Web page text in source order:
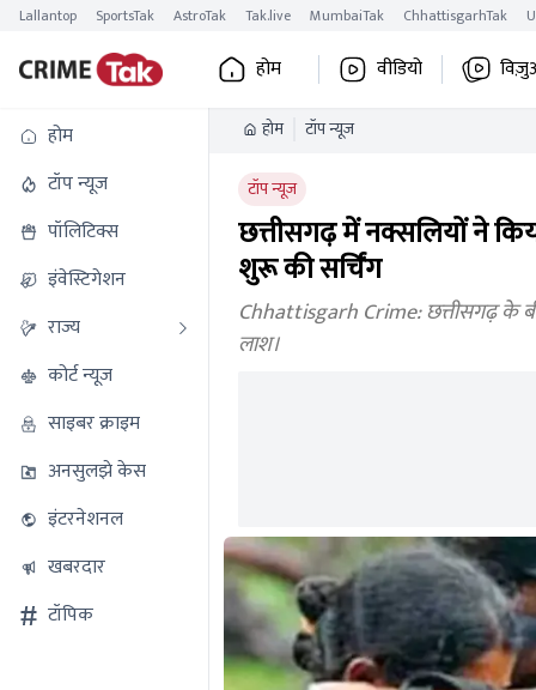
Lallantop SportsTak AstroTak Tak.live MumbaiTak ChhattisgarhTak
होम वीडियो
होम
टॉप न्यूज
पॉलिटिक्स
इंवेस्टिगेशन
राज्य
कोर्ट न्यूज
साइबर क्राइम
अनसुलझे केस
इंटरनेशनल
खबरदार
टॉपिक
होम टॉप न्यूज
टॉप न्यूज
छत्तीसगढ़ में नक्सलियों ने
शुरू की सर्चिंग
Chhattisgarh Crime: छत्तीसगढ़ के
लाश।